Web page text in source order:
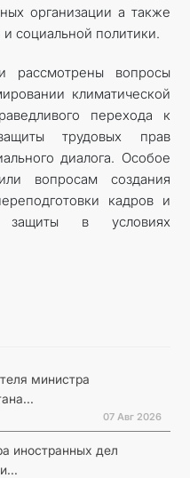
организации а также
и социальной политики.
рассмотрены вопросы
климатической
перехода к
трудовых прав
диалога. Особое
вопросам создания
кадров и
защиты в условиях
министра
07 Авг 2026
иностранных дел